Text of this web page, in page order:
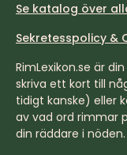
Se katalog över
Sekretesspolicy &
RimLexikon.se är
skriva ett kort till
tidigt kanske) eller
av vad ord rimmar
din räddare i nöden.